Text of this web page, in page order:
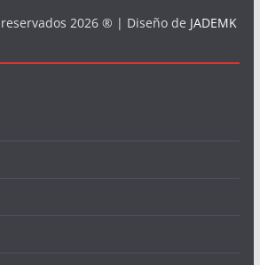
2026 ® | Diseño de JADEMK